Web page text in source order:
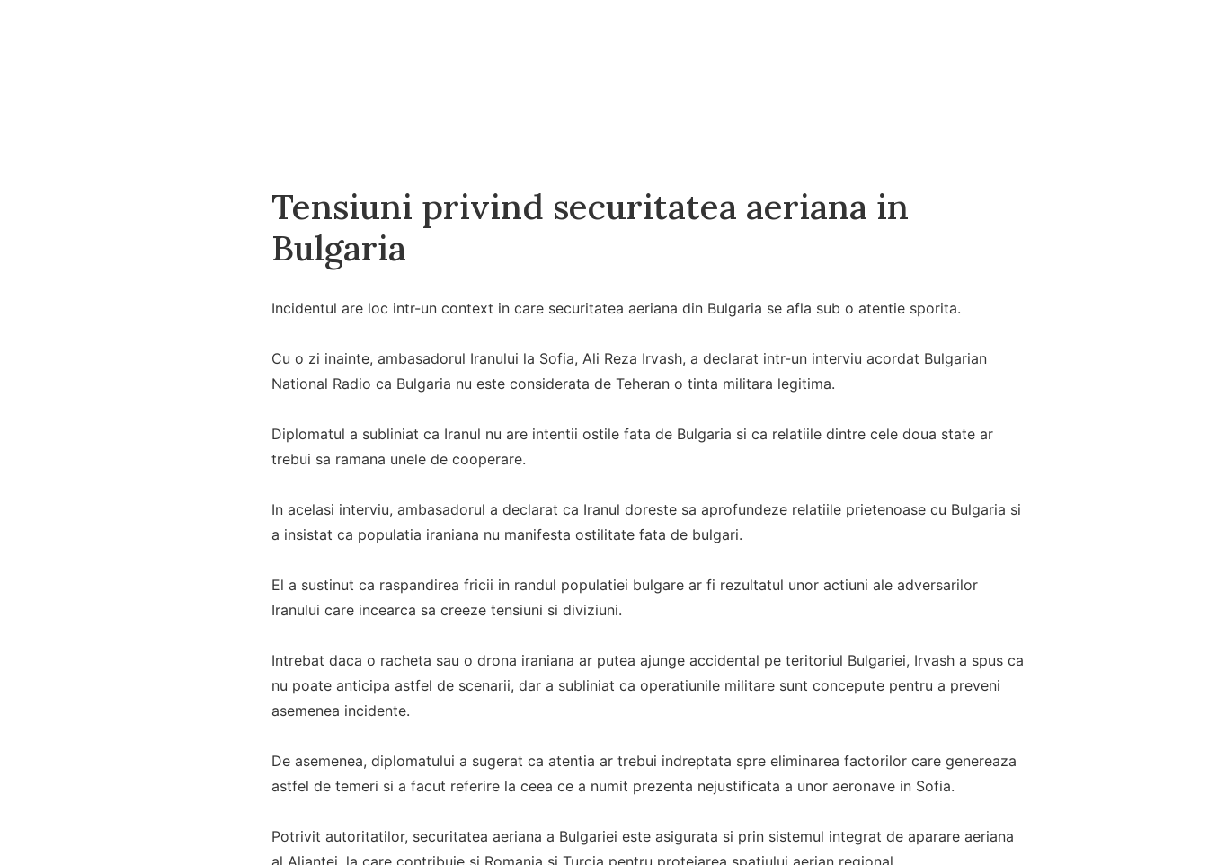
Tensiuni privind securitatea aeriana in
Bulgaria
Incidentul are loc intr-un context in care securitatea aeriana din Bulgaria se afla sub o atentie sporita.
Cu o zi inainte, ambasadorul Iranului la Sofia, Ali Reza Irvash, a declarat intr-un interviu acordat Bulgarian
National Radio ca Bulgaria nu este considerata de Teheran o tinta militara legitima.
Diplomatul a subliniat ca Iranul nu are intentii ostile fata de Bulgaria si ca relatiile dintre cele doua state ar
trebui sa ramana unele de cooperare.
In acelasi interviu, ambasadorul a declarat ca Iranul doreste sa aprofundeze relatiile prietenoase cu Bulgaria si
a insistat ca populatia iraniana nu manifesta ostilitate fata de bulgari.
El a sustinut ca raspandirea fricii in randul populatiei bulgare ar fi rezultatul unor actiuni ale adversarilor
Iranului care incearca sa creeze tensiuni si diviziuni.
Intrebat daca o racheta sau o drona iraniana ar putea ajunge accidental pe teritoriul Bulgariei, Irvash a spus ca
nu poate anticipa astfel de scenarii, dar a subliniat ca operatiunile militare sunt concepute pentru a preveni
asemenea incidente.
De asemenea, diplomatului a sugerat ca atentia ar trebui indreptata spre eliminarea factorilor care genereaza
astfel de temeri si a facut referire la ceea ce a numit prezenta nejustificata a unor aeronave in Sofia.
Potrivit autoritatilor, securitatea aeriana a Bulgariei este asigurata si prin sistemul integrat de aparare aeriana
al Aliantei, la care contribuie si Romania si Turcia pentru protejarea spatiului aerian regional.